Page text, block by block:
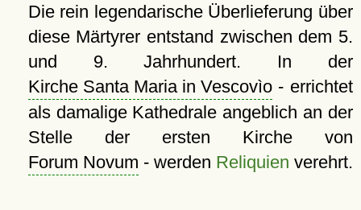
Die rein legendarische Überlieferung über
diese Märtyrer entstand zwischen dem 5.
und 9. Jahrhundert. In der
Kirche Santa Maria in Vescovìo- errichtet
als damalige Kathedrale angeblich an der
Stelle der ersten Kirche von
Forum Novum - werden Reliquien verehrt.